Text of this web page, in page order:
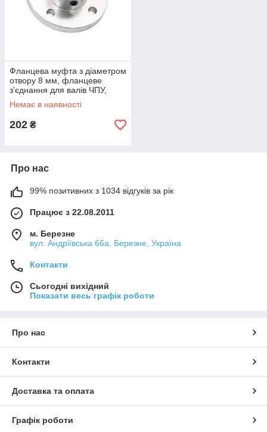
Фланцева муфта з діаметром
отвору 8 мм, фланцеве
з'єднання для валів ЧПУ,
редукторів і приводів
Немає в наявності
202 ₴
Про нас
99% позитивних з 1034 відгуків за рік
Працює з 22.08.2011
м. Березне
вул. Андріївська 66а, Березне, Україна
Контакти
Сьогодні вихідний
Показати весь графік роботи
Про нас
Контакти
Доставка та оплата
Графік роботи